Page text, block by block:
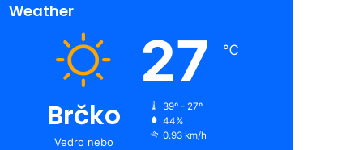
Weather
Brčko
Vedro nebo
27 ℃
39º - 27º
44%
0.93 km/h